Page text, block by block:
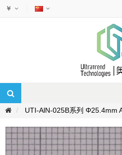
￥
UTI-AlN-025B系列 Φ25.4mm